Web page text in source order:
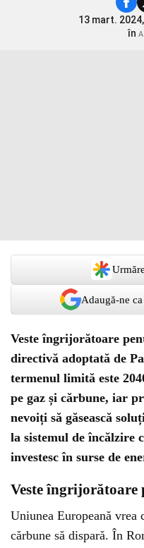
13 mart.
în
Adaugă-ne
Veste îngrijorătoare
directivă adoptată de
termenul limită este
pe gaz și cărbune, iar
nevoiți să găsească
la sistemul de încălzire
investesc în surse de
Veste
Uniunea Europeană
cărbune să dispară. În